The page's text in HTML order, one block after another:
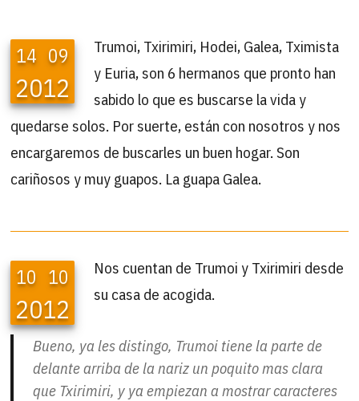
14 09
2012
Trumoi, Txirimiri, Hodei, Galea, Tximista
y Euria, son 6 hermanos que pronto han
sabido lo que es buscarse la vida y
quedarse solos. Por suerte, están con nosotros y nos
encargaremos de buscarles un buen hogar. Son
cariñosos y muy guapos. La guapa Galea.
10 10
2012
Nos cuentan de Trumoi y Txirimiri desde
su casa de acogida.
Bueno, ya les distingo, Trumoi tiene la parte de
delante arriba de la nariz un poquito mas clara
que Txirimiri, y ya empiezan a mostrar caracteres